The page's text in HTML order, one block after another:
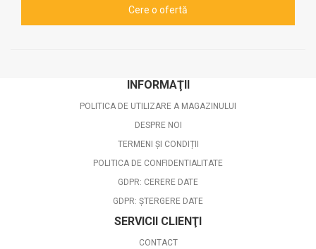
INFORMAŢII
POLITICA DE UTILIZARE A MAGAZINULUI
DESPRE NOI
TERMENI ȘI CONDIȚII
POLITICA DE CONFIDENTIALITATE
GDPR: CERERE DATE
GDPR: ȘTERGERE DATE
SERVICII CLIENŢI
CONTACT